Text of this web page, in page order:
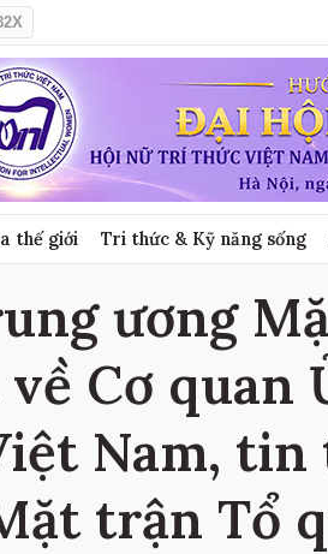
thế giới Tri thức & Kỹ năng sống
ương
Cơ quan
Nam, tin
trận Tổ